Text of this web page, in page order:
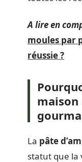
A lire en
moules par
réussie ?
La pâte
statut que la